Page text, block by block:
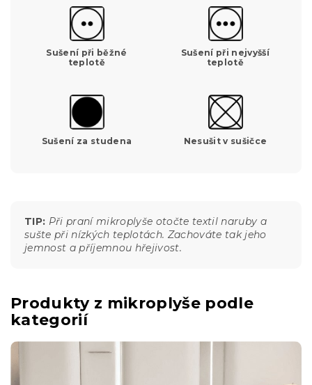
Sušení při běžné
teplotě
Sušení při nejvyšší
teplotě
Sušení za studena Nesušit v sušičce
TIP: Při praní mikroplyše otočte textil naruby a
sušte při nízkých teplotách. Zachováte tak jeho
jemnost a příjemnou hřejivost.
Produkty z mikroplyše podle
kategorií